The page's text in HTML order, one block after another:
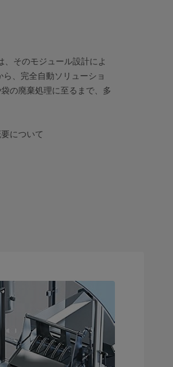
そのモジュール設計によ
、完全自動ソリューショ
の廃棄処理に至るまで、多
について